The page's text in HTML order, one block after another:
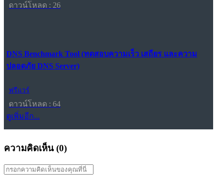
ดาวน์โหลด : 26
DNS Benchmark Tool (ทดสอบความเร็ว เสถียร และความ
ปลอดภัย DNS Server)
ฟรีแวร์
ดาวน์โหลด : 64
ดูเพิ่มอีก...
ความคิดเห็น (0)